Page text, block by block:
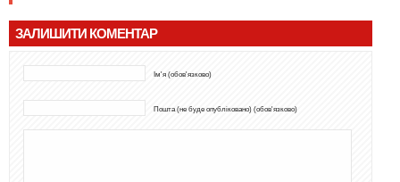
ЗАЛИШИТИ КОМЕНТАР
Ім'я (обов'язково)
Пошта (не буде опубліковано) (обов'язково)